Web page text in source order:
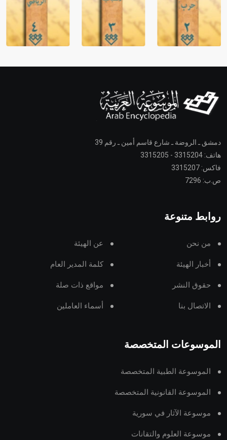
دمشق ـ الروضة ـ شارع قاسم أمين ـ رقم 39
هاتف: 3315204 - 3315205
فاكس: 3315207
ص.ب: 7296
روابط متنوعة
من نحن عن الهيئة
أخبار الهيئة كلمة المدير العام
حقوق النشر مواقع ذات صلة
الاتصال بنا أسماء العاملين
الموسوعات المتخصصة
الموسوعة الطبية المتخصصة
الموسوعة القانونية المتخصصة
موسوعة الآثار في سورية
موسوعة العلوم والتقانات